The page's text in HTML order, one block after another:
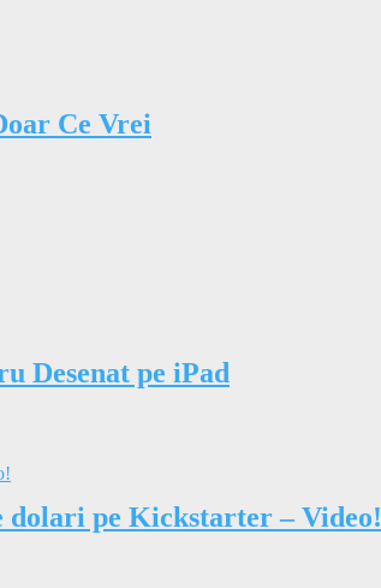
Ce Vrei
Desenat pe iPad
dolari pe Kickstarter – Video!